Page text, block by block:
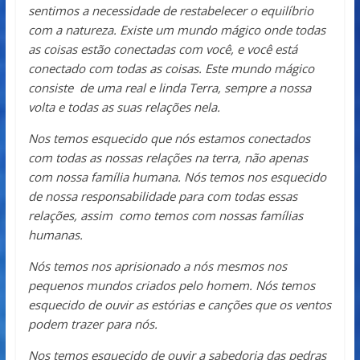
sentimos a necessidade de restabelecer o equilíbrio
com a natureza. Existe um mundo mágico onde todas
as coisas estão conectadas com você, e você está
conectado com todas as coisas. Este mundo mágico
consiste de uma real e linda Terra, sempre a nossa
volta e todas as suas relações nela.
Nos temos esquecido que nós estamos conectados
com todas as nossas relações na terra, não apenas
com nossa família humana. Nós temos nos esquecido
de nossa responsabilidade para com todas essas
relações, assim como temos com nossas famílias
humanas.
Nós temos nos aprisionado a nós mesmos nos
pequenos mundos criados pelo homem. Nós temos
esquecido de ouvir as estórias e canções que os ventos
podem trazer para nós.
Nos temos esquecido de ouvir a sabedoria das pedras